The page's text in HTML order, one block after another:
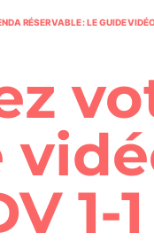
RÉSERVABLE : LE GUIDE
1-1